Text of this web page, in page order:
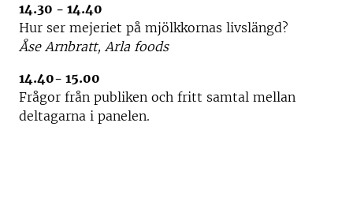
14.30 - 14.40
Hur ser mejeriet på mjölkkornas livslängd?
Åse Arnbratt, Arla foods
14.40- 15.00
Frågor från publiken och fritt samtal mellan
deltagarna i panelen.